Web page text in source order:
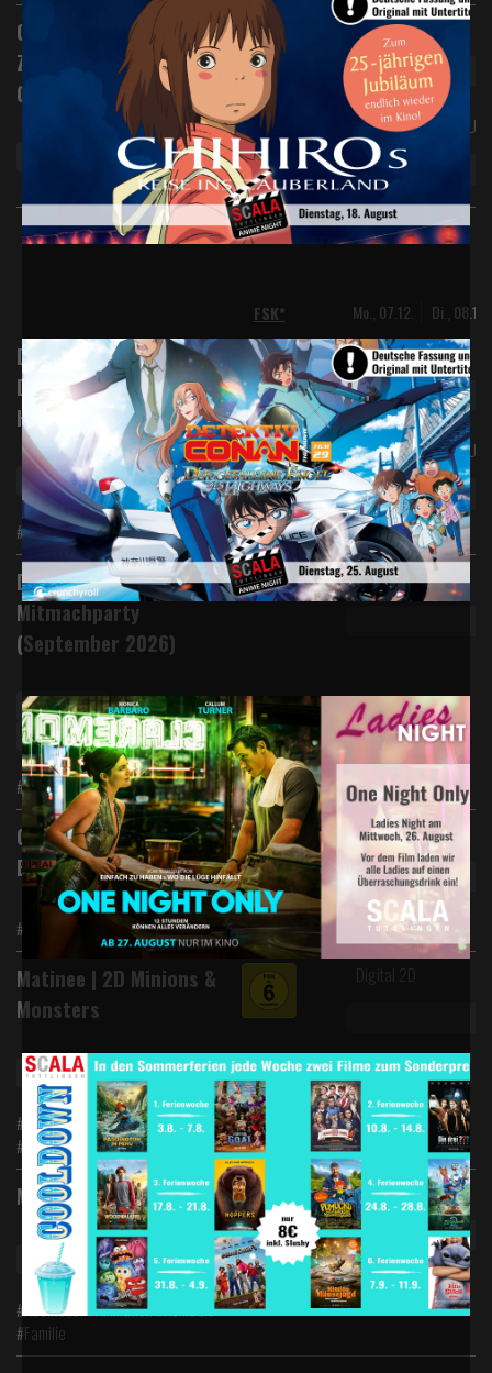
Chihiros Reise ins
Zauberland - Studio
Ghibli (2026)
Digital 2D
Originalversion mit
FSK* Mo., 07.12. Di., 08.12.
Detective Conan Film 29:
Der gefallene Engel des
Highways
Vorverkauf Anime
#Abenteuer #Action #Krimi #Anime
Digital 2D
Originalversion mit
Disney Channel
Mitmachparty
(September 2026)
Vorverkauf
Disney Channel Mitmachkino
#Animation #Special Event #Familie
Digital 2D
Chéri, ich komme! - Die
Erfindung der Lust
#Komödie
Digital 2D
Matinee | 2D Minions &
Monsters
Matinee So 12:50Uhr ab 6,-€
#Animation #Abenteuer #Familie
#Komödie
Digital 2D
Matinee | 2D Toy Story 5
Matinee So 13:00Uhr ab 6,-€
#Abenteuer #Animation #Komödie
#Familie
Digital 2D